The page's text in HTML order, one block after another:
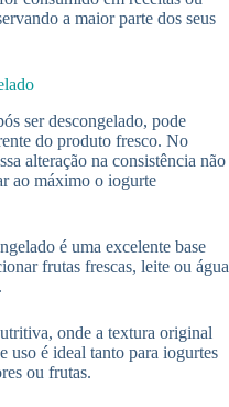
a maior parte dos seus
ser descongelado, pode
do produto fresco. No
alteração na consistência não
ao máximo o iogurte
é uma excelente base
frutas frescas, leite ou água
onde a textura original
uso é ideal tanto para iogurtes
ou frutas.